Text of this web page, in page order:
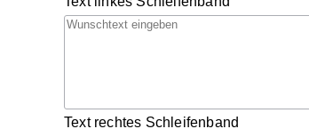
Text rechtes Schleifenband